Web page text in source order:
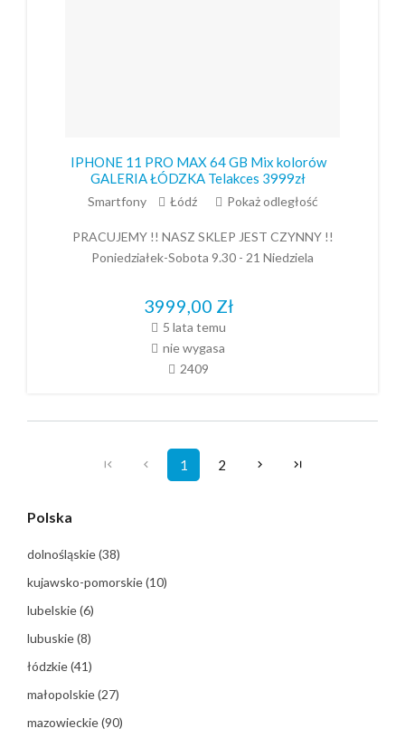
IPHONE 11 PRO MAX 64 GB Mix kolorów
GALERIA ŁÓDZKA Telakces 3999zł
Smartfony Łódź Pokaż odległość
PRACUJEMY !! NASZ SKLEP JEST CZYNNY !!
Poniedziałek-Sobota 9.30 - 21 Niedziela
3999,00 Zł
5 lata temu
nie wygasa
2409
1 2
Polska
dolnośląskie(38)
kujawsko-pomorskie(10)
lubelskie(6)
lubuskie(8)
łódzkie(41)
małopolskie(27)
mazowieckie(90)